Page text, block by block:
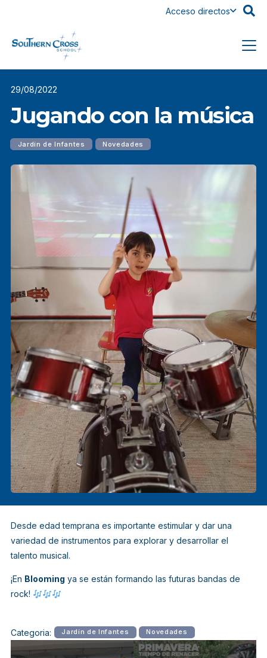
Acceso directos
29/08/2022
Jugando con la música
Jardín de Infantes Novedades
Desde edad temprana es importante estimular y dar una
variedad de instrumentos para explorar y desarrollar el
talento musical.
¡En Blooming ya se están formando las futuras bandas de
rock!
Categoria: Jardín de Infantes Novedades